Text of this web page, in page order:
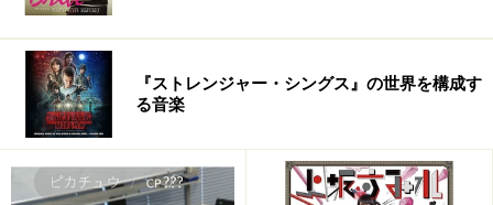
『Mariner's Valley』
01. valley of mariner
02. equals to you
03. neon bell
04. sabaku
『ストレンジャー・シングス』の世界を構成す
る音楽